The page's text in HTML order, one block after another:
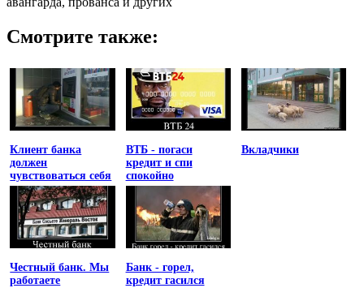
Смотрите также:
Клиент банка
должен
чувствоваться себя
униженным
ВТБ - погаси
кредит и спи
спокойно
Вкладчики
Честный банк. Мы
работаете
Банк - горел,
кредит гасился